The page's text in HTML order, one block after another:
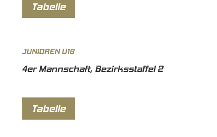
Tabelle
JUNIOREN U18
4er Mannschaft, Bezirksstaffel 2
Tabelle